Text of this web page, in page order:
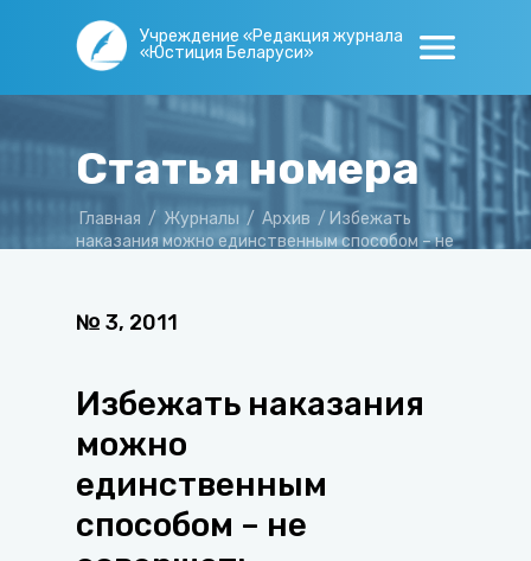
Учреждение «Редакция журнала
«Юстиция Беларуси»
Статья номера
Главная / Журналы / Архив / Избежать
наказания можно единственным способом – не
№ 3, 2011
Избежать наказания
можно
единственным
способом – не